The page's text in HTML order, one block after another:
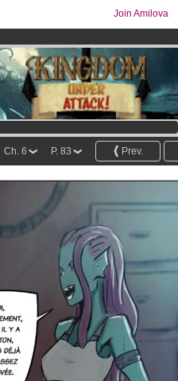
Join Amilova
Prev.
P. 83
Ch. 6